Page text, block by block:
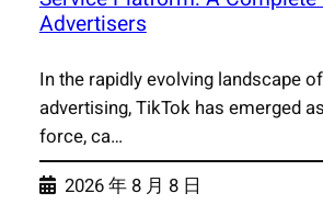
Advertisers
In the rapidly evolving landscape
advertising, TikTok has emerged
force, ca…
2026 年 8 月 8 日